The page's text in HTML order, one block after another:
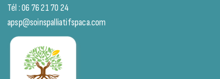
Tél : 06 76 21 70 24
apsp@soinspalliatifspaca.com